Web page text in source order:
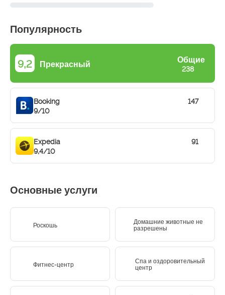
Популярность
9,2 Прекрасный Общие
238
Booking
9/10
147
Expedia
9,4/10
91
Основные услуги
Роскошь Домашние животные не
разрешены
Фитнес-центр Спа и оздоровительный
центр